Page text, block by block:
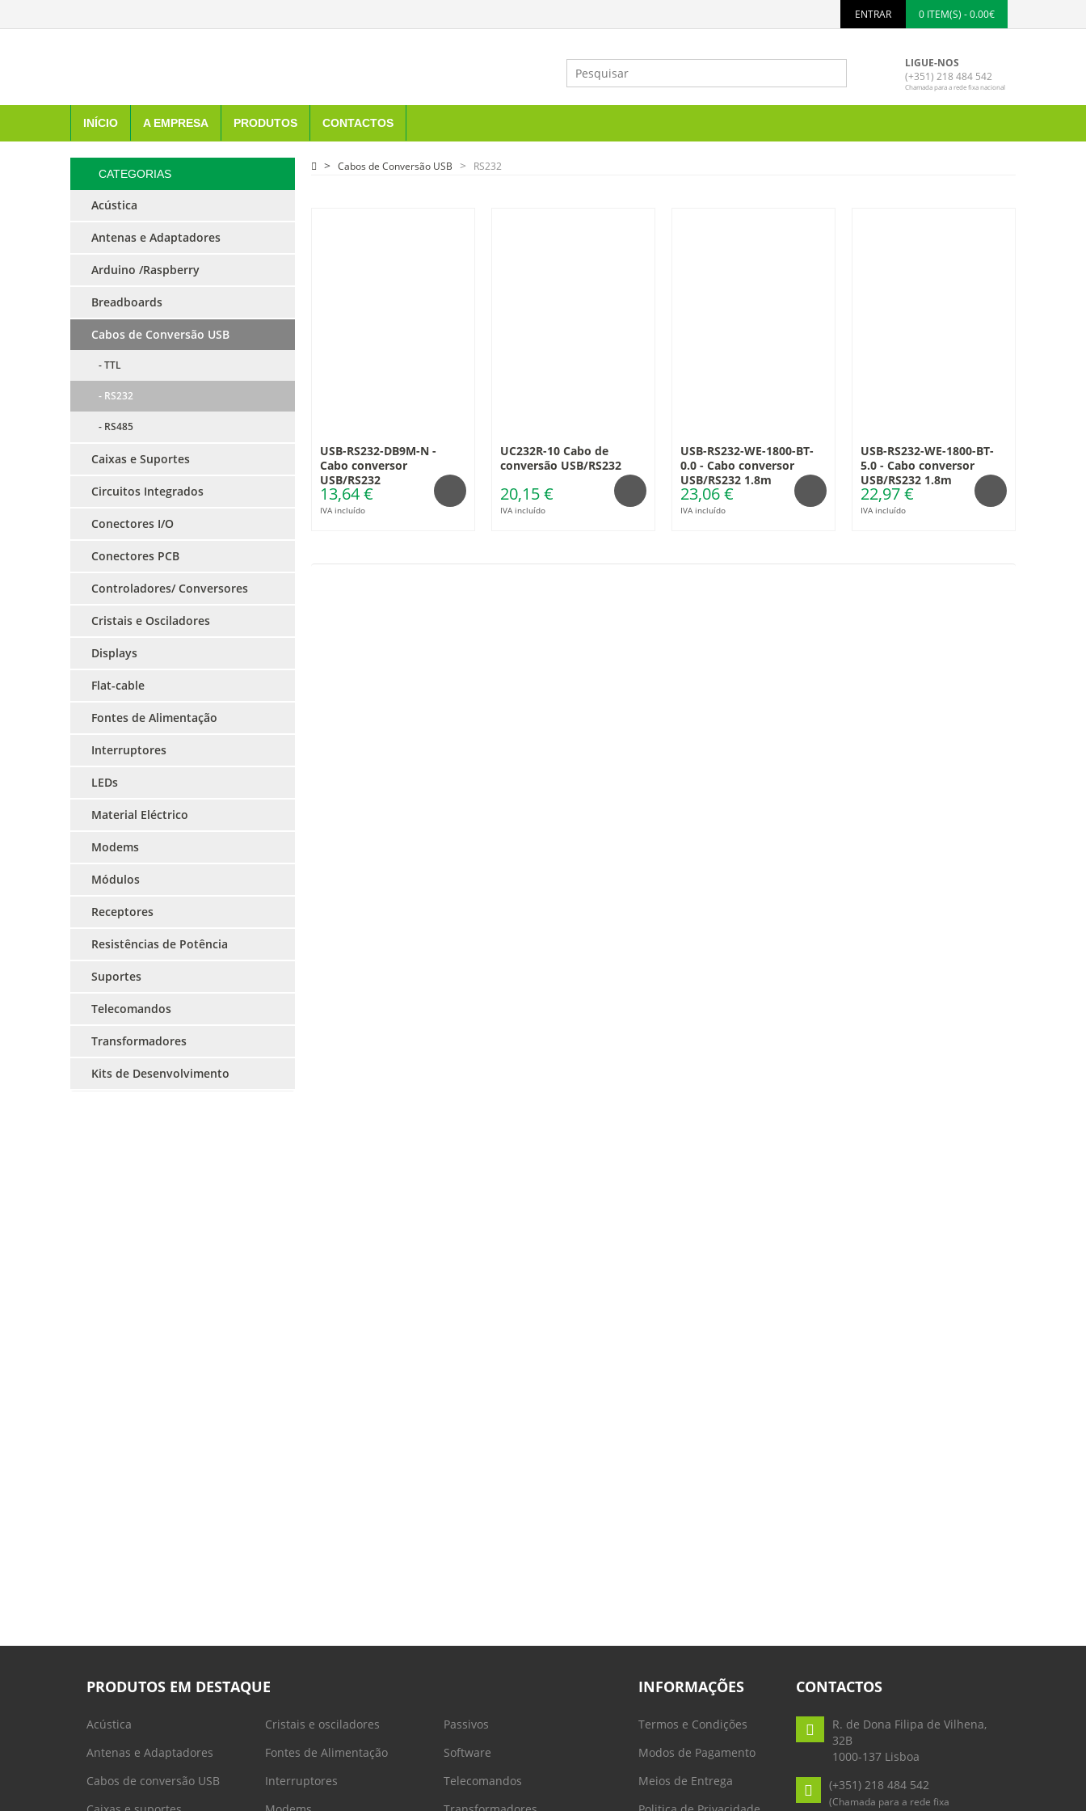
ENTRAR 0 ITEM(S) - 0.00€
LIGUE-NOS
(+351) 218 484 542
Chamada para a rede fixa nacional
INÍCIO A EMPRESA PRODUTOS CONTACTOS
CATEGORIAS
Acústica
Antenas e Adaptadores
Arduino /Raspberry
Breadboards
Cabos de Conversão USB
- TTL
- RS232
- RS485
Caixas e Suportes
Circuitos Integrados
Conectores I/O
Conectores PCB
Controladores/ Conversores
Cristais e Osciladores
Displays
Flat-cable
Fontes de Alimentação
Interruptores
LEDs
Material Eléctrico
Modems
Módulos
Receptores
Resistências de Potência
Suportes
Telecomandos
Transformadores
Kits de Desenvolvimento
Cabos de Conversão USB RS232
USB-RS232-DB9M-N -
Cabo conversor
USB/RS232
13,64 €
IVA incluído
UC232R-10 Cabo de
conversão USB/RS232
20,15 €
IVA incluído
USB-RS232-WE-1800-BT-
0.0 - Cabo conversor
USB/RS232 1.8m
23,06 €
IVA incluído
USB-RS232-WE-1800-BT-
5.0 - Cabo conversor
USB/RS232 1.8m
22,97 €
IVA incluído
PRODUTOS EM DESTAQUE
Acústica
Antenas e Adaptadores
Cabos de conversão USB
Cristais e osciladores
Fontes de Alimentação
Interruptores
Passivos
Software
Telecomandos
INFORMAÇÕES
Termos e Condições
Modos de Pagamento
Meios de Entrega
CONTACTOS
R. de Dona Filipa de Vilhena,
32B
1000-137 Lisboa
(+351) 218 484 542
(Chamada para a rede fixa